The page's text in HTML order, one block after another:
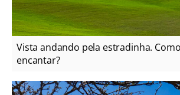
Vista andando pela estradinha.
encantar?